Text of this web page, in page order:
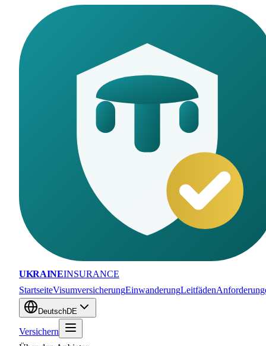
UKRAINEINSURANCE
StartseiteVisumversicherungEinwanderungLeitfäden
DeutschDE
Versichern